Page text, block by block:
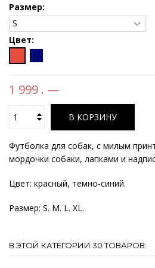
Размер:
Цвет:
1 999 . —
В КОРЗИНУ
Футболка для собак, с милым
мордочки собаки, лапками и
Цвет: красный, темно-синий.
Размер: S. M. L. XL.
В ЭТОЙ КАТЕГОРИИ 30 ТОВАРОВ: